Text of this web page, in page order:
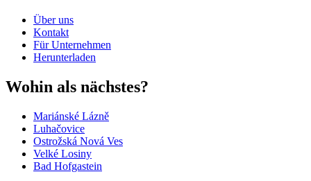
Über uns
Kontakt
Für Unternehmen
Herunterladen
Wohin als nächstes?
Mariánské Lázně
Luhačovice
Ostrožská Nová Ves
Velké Losiny
Bad Hofgastein